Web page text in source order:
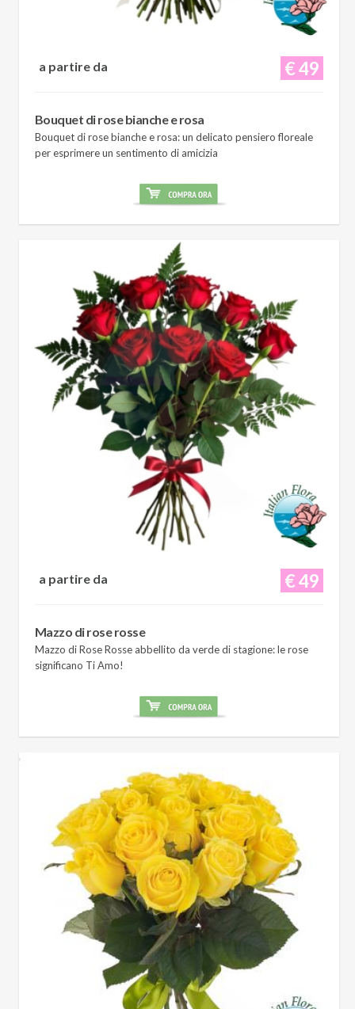
€ 49
a partire da
Bouquet di rose bianche e rosa
Bouquet di rose bianche e rosa: un delicato pensiero floreale
per esprimere un sentimento di amicizia
€ 49
a partire da
Mazzo di rose rosse
Mazzo di Rose Rosse abbellito da verde di stagione: le rose
significano Ti Amo!